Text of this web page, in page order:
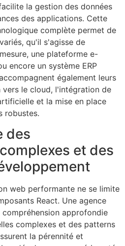
la gestion des données
des applications. Cette
complète permet de
qu'il s'agisse de
une plateforme e-
encore un système ERP
également leurs
le cloud, l'intégration de
et la mise en place
robustes.
des
et des
web performante ne se limite
React. Une agence
compréhension approfondie
complexes et des patterns
la pérennité et